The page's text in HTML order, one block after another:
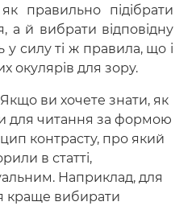
правильно підібрати
а й вибрати відповідну
у силу ті ж правила, що і
окулярів для зору.
Якщо ви хочете знати, як
для читання за формою
контрасту, про який
в статті,
Наприклад, для
краще вибирати